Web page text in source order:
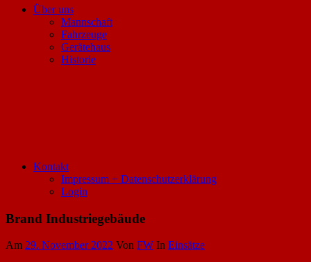
Über uns
Mannschaft
Fahrzeuge
Gerätehaus
Historie
Kontakt
Impressum + Datenschutzerklärung
Login
Brand Industriegebäude
Am 29. November 2022 Von FW In Einsätze